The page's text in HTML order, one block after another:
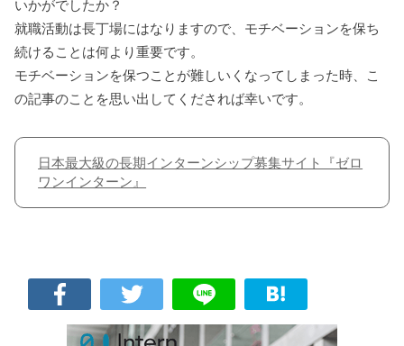
いかがでしたか？
就職活動は長丁場にはなりますので、モチベーションを保ち
続けることは何より重要です。
モチベーションを保つことが難しいくなってしまった時、こ
の記事のことを思い出してくだされば幸いです。
日本最大級の長期インターンシップ募集サイト『ゼロ
ワンインターン』